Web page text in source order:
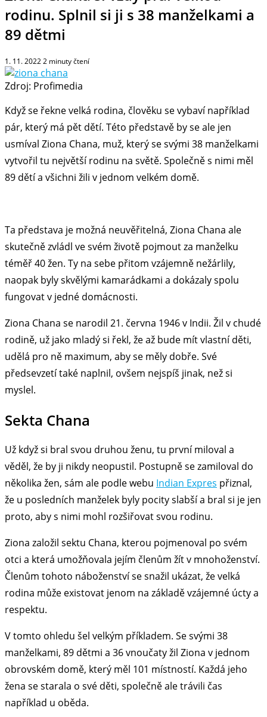
rodinu. Splnil si ji s 38 manželkami a
89 dětmi
1. 11. 20222 minuty čtení
Zdroj: Profimedia
Když se řekne velká rodina, člověku se vybaví například
pár, který má pět dětí. Této představě by se ale jen
usmíval Ziona Chana, muž, který se svými 38 manželkami
vytvořil tu největší rodinu na světě. Společně s nimi měl
89 dětí a všichni žili v jednom velkém domě.
Ta představa je možná neuvěřitelná, Ziona Chana ale
skutečně zvládl ve svém životě pojmout za manželku
téměř 40 žen. Ty na sebe přitom vzájemně nežárlily,
naopak byly skvělými kamarádkami a dokázaly spolu
fungovat v jedné domácnosti.
Ziona Chana se narodil 21. června 1946 v Indii. Žil v chudé
rodině, už jako mladý si řekl, že až bude mít vlastní děti,
udělá pro ně maximum, aby se měly dobře. Své
předsevzetí také naplnil, ovšem nejspíš jinak, než si
myslel.
Sekta Chana
Už když si bral svou druhou ženu, tu první miloval a
věděl, že by ji nikdy neopustil. Postupně se zamiloval do
několika žen, sám ale podle webu Indian Expres přiznal,
že u posledních manželek byly pocity slabší a bral si je jen
proto, aby s nimi mohl rozšiřovat svou rodinu.
Ziona založil sektu Chana, kterou pojmenoval po svém
otci a která umožňovala jejím členům žít v mnohoženství.
Členům tohoto náboženství se snažil ukázat, že velká
rodina může existovat jenom na základě vzájemné úcty a
respektu.
V tomto ohledu šel velkým příkladem. Se svými 38
manželkami, 89 dětmi a 36 vnoučaty žil Ziona v jednom
obrovském domě, který měl 101 místností. Každá jeho
žena se starala o své děti, společně ale trávili čas
například u oběda.